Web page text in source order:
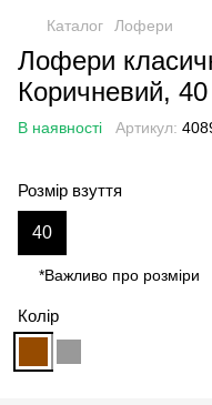
Каталог Лофери
Лофери
Коричневий, 40
В наявності Артикул:
Розмір взуття
40
*Важливо про розміри
Колір